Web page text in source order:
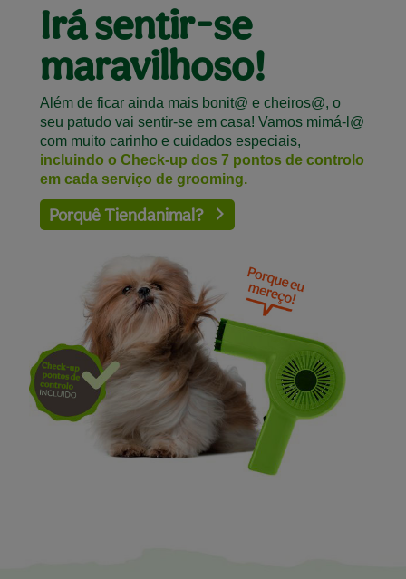
Irá sentir-se
maravilhoso!
Além de ficar ainda mais bonit@ e cheiros@, o
seu patudo vai sentir-se em casa! Vamos mimá-l@
com muito carinho e cuidados especiais,
incluindo o Check-up dos 7 pontos de controlo
em cada serviço de grooming.
Porquê Tiendanimal?